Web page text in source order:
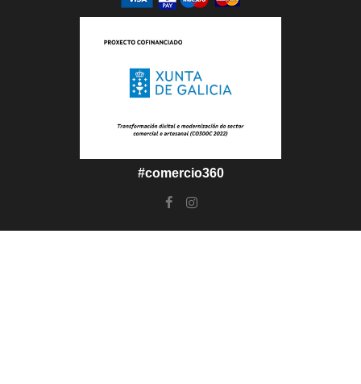
#comercio360